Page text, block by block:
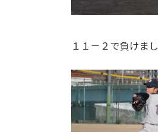
１１－２で負けま